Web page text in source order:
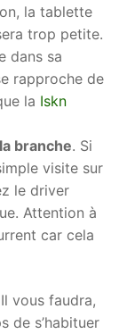
la tablette
trop petite.
dans sa
rapproche de
la Iskn
branche. Si
visite sur
le driver
Attention à
car cela
vous faudra,
de s’habituer